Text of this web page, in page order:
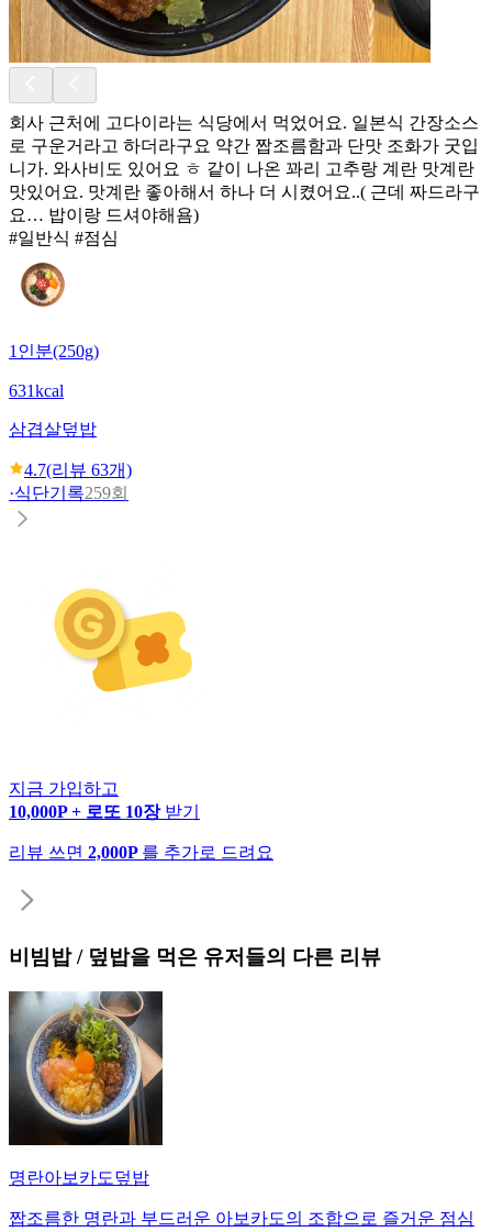
회사 근처에 고다이라는 식당에서 먹었어요. 일본식 간장소스
로 구운거라고 하더라구요 약간 짭조름함과 단맛 조화가 굿입
니가. 와사비도 있어요 ㅎ 같이 나온 꽈리 고추랑 계란 맛계란
맛있어요. 맛계란 좋아해서 하나 더 시켰어요..( 근데 짜드라구
요… 밥이랑 드셔야해욤)
#일반식 #점심
1인분(250g)
631kcal
삼겹살덮밥
4.7(리뷰 63개)
·식단기록259회
지금 가입하고
10,000P + 로또 10장 받기
리뷰 쓰면 2,000P 를 추가로 드려요
비빔밥 / 덮밥을 먹은 유저들의 다른 리뷰
명란아보카도덮밥
짭조름한 명란과 부드러운 아보카도의 조합으로 즐거운 점심